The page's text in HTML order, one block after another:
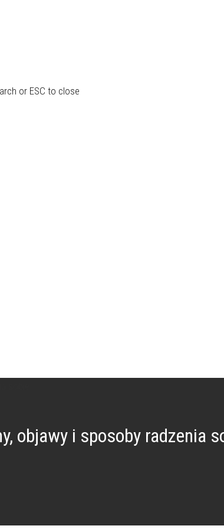
or ESC to close
objawy i sposoby radzenia